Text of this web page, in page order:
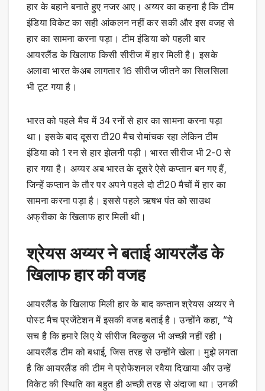
हार के बहाने बनाते हुए नजर आए। अय्यर का कहना है कि टीम
इंडिया विकेट का सही आंकलन नहीं कर सकी और इस वजह से
हार का सामना करना पड़ा। टीम इंडिया को पहली बार
आयरलैंड के खिलाफ किसी सीरीज में हार मिली है। इसके
अलावा भारत केअब लागतार 16 सीरीज जीतने का सिलसिला
भी टूट गया है।
भारत को पहले मैच में 34 रनों से हार का सामना करना पड़ा
था। इसके बाद दूसरा टी20 मैच रोमांचक रहा लेकिन टीम
इंडिया को 1 रन से हार झेलनी पड़ी। भारत सीरीज भी 2-0 से
हार गया है। अय्यर अब भारत के दूसरे ऐसे कप्तान बन गए हैं,
जिन्हें कप्तान के तौर पर अपने पहले दो टी20 मैचों में हार का
सामना करना पड़ा है। इससे पहले ऋषभ पंत को साउथ
अफ्रीका के खिलाफ हार मिली थी।
श्रेयस अय्यर ने बताई आयरलैंड के
खिलाफ हार की वजह
आयरलैंड के खिलाफ मिली हार के बाद कप्तान श्रेयस अय्यर ने
पोस्ट मैच प्रजेंटेशन में इसकी वजह बताई है। उन्होंने कहा, “ये
सच है कि हमारे लिए ये सीरीज बिल्कुल भी अच्छी नहीं रही।
आयरलैंड टीम को बधाई, जिस तरह से उन्होंने खेला। मुझे लगता
है कि आयरलैंड की टीम ने प्रोफेशनल रवैया दिखाया और उन्हें
विकेट की स्थिति का बहुत ही अच्छी तरह से अंदाजा था। उनकी